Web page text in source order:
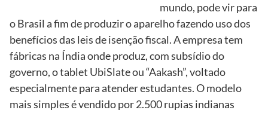
mundo, pode vir para
o Brasil a fim de produzir o aparelho fazendo uso dos
benefícios das leis de isenção fiscal. A empresa tem
fábricas na Índia onde produz, com subsídio do
governo, o tablet UbiSlate ou “Aakash”, voltado
especialmente para atender estudantes. O modelo
mais simples é vendido por 2.500 rupias indianas